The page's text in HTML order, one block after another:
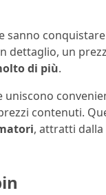
sanno
dettaglio, un
di più.
contenuti.
, attratti